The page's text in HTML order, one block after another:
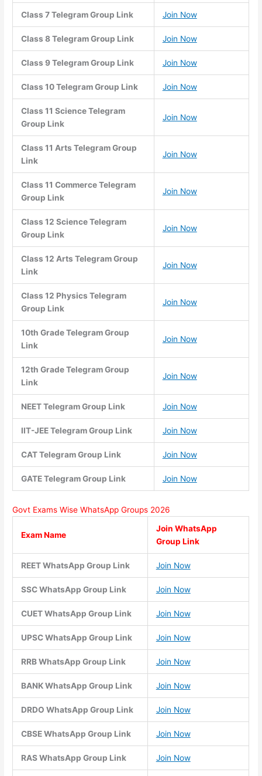
Class 7 Telegram Group Link Join Now
Class 8 Telegram Group Link Join Now
Class 9 Telegram Group Link Join Now
Class 10 Telegram Group Link Join Now
Class 11 Science Telegram
Group Link
Join Now
Class 11 Arts Telegram Group
Link
Join Now
Class 11 Commerce Telegram
Group Link
Join Now
Class 12 Science Telegram
Group Link
Join Now
Class 12 Arts Telegram Group
Link
Join Now
Class 12 Physics Telegram
Group Link
Join Now
10th Grade Telegram Group
Link
Join Now
12th Grade Telegram Group
Link
Join Now
NEET Telegram Group Link Join Now
IIT-JEE Telegram Group Link Join Now
CAT Telegram Group Link Join Now
GATE Telegram Group Link Join Now
Govt Exams Wise WhatsApp Groups 2026
Exam Name
Join WhatsApp
Group Link
REET WhatsApp Group Link Join Now
SSC WhatsApp Group Link Join Now
CUET WhatsApp Group Link Join Now
UPSC WhatsApp Group Link Join Now
RRB WhatsApp Group Link Join Now
BANK WhatsApp Group Link Join Now
DRDO WhatsApp Group Link Join Now
CBSE WhatsApp Group Link Join Now
RAS WhatsApp Group Link Join Now